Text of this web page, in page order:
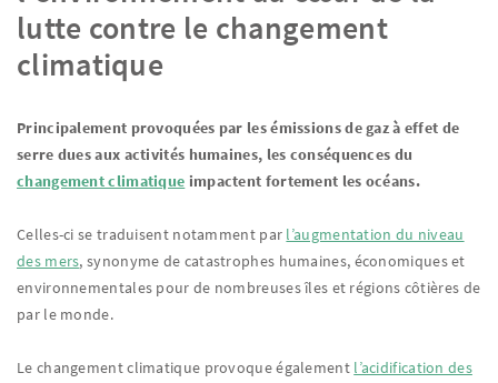
lutte contre le changement
climatique
Principalement provoquées par les émissions de gaz à effet de
serre dues aux activités humaines, les conséquences du
changement climatique impactent fortement les océans.
Celles-ci se traduisent notamment par l’augmentation du niveau
des mers, synonyme de catastrophes humaines, économiques et
environnementales pour de nombreuses îles et régions côtières de
par le monde.
Le changement climatique provoque également l’acidification des